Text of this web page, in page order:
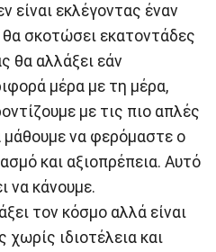
είναι εκλέγοντας έναν
σκοτώσει εκατοντάδες
θα αλλάξει εάν
μέρα με τη μέρα,
με τις πιο απλές
μάθουμε να φερόμαστε ο
και αξιοπρέπεια. Αυτό
να κάνουμε.
τον κόσμο αλλά είναι
ιδιοτέλεια και